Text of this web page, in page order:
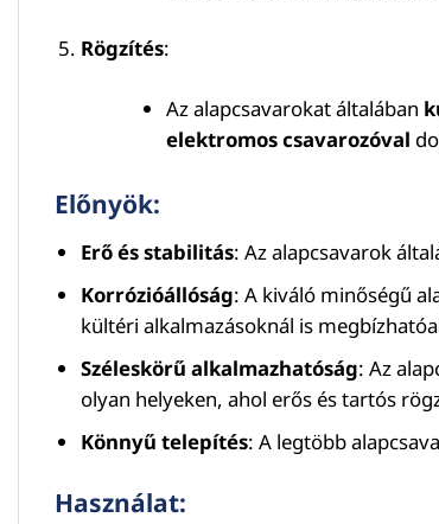
Rögzítés:
Az alapcsavarokat általában
elektromos csavarozóval
Előnyök:
Erő és stabilitás: Az alapcsavarok
Korrózióállóság: A kiváló minőségű
kültéri alkalmazásoknál is
Széleskörű alkalmazhatóság: Az
olyan helyeken, ahol erős és tartós
Könnyű telepítés: A legtöbb
Használat: